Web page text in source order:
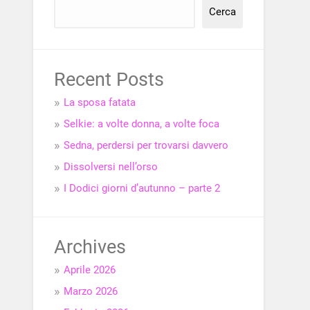
Cerca
Recent Posts
La sposa fatata
Selkie: a volte donna, a volte foca
Sedna, perdersi per trovarsi davvero
Dissolversi nell’orso
I Dodici giorni d’autunno – parte 2
Archives
Aprile 2026
Marzo 2026